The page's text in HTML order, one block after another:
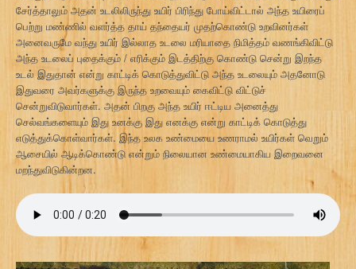
சேர்த்தாலும் அதன் உடலிலிருந்து உயிர் பிரிந்து போய்விட்டால் அந்த உயிரைப்
பெற்று மண்ணில் வளர்த்த தாய் தந்தையர் முதற்கொண்டு உறவினர்கள்
அனைவருமே வந்து உயிர் இல்லாத உடலை மரியாதை நிமித்தம் வணங்கிவிட்டு
அந்த உடலைப் புதைக்கும் / எரிக்கும் இடத்திற்கு கொண்டு சென்று இறந்த
உடல் இதுதான் என்று காட்டிக் கொடுத்துவிட்டு அந்த உடலையும் அதனோடு
இதுவரை அவர்களுக்கு இருந்த உறவையும் கைவிட்டு விட்டுச்
சென்றுவிடுவார்கள். அதன் பிறகு அந்த உயிர் ஈட்டிய அனைத்து
செல்வங்களையும் இது உனக்கு இது எனக்கு என்று காட்டிக் கொடுத்து
எடுத்துக்கொள்வார்கள். இந்த உலக உண்மையை உணராமல் உயிர்கள் வெறும்
ஆசையில் ஆடிக்கொண்டு என்றும் நிலையான உண்மையாகிய இறைவனை
மறந்துவிடுகின்றன.